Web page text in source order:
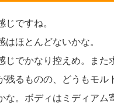
ですね。
ほとんどないかな。
でかなり控えめ。また
残るものの、どうもモル
な。ボディはミディアム